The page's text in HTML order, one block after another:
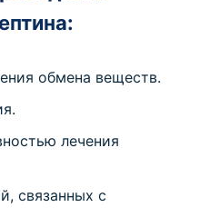
обмена веществ.
лечения
связанных с